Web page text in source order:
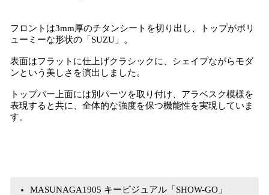
フロントは3mm厚のチタンシートを切り出し、トップがボリ
ューミーな形状の「SUZU」。
表面はフラットに仕上げクラシックに、シェイプながらモダ
ンという美しさを演出しました。
トップバー上面には別パーツを取り付け、アラベスク模様を
表現すると共に、全体的な強度を保つ機能性を実現していま
す。
MASUNAGA1905 キービジュアル「SHOW-GO」